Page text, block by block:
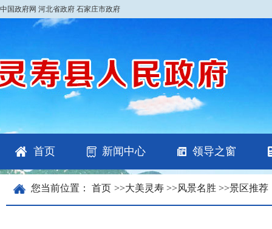
中国政府网 河北省政府 石家庄市政府
首页 新闻中心 领导之窗
您当前位置： 首页 >>大美灵寿 >>风景名胜 >>景区推荐